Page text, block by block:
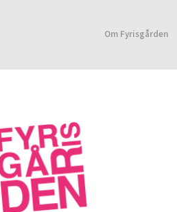
Om Fyrisgården
KONTAKT